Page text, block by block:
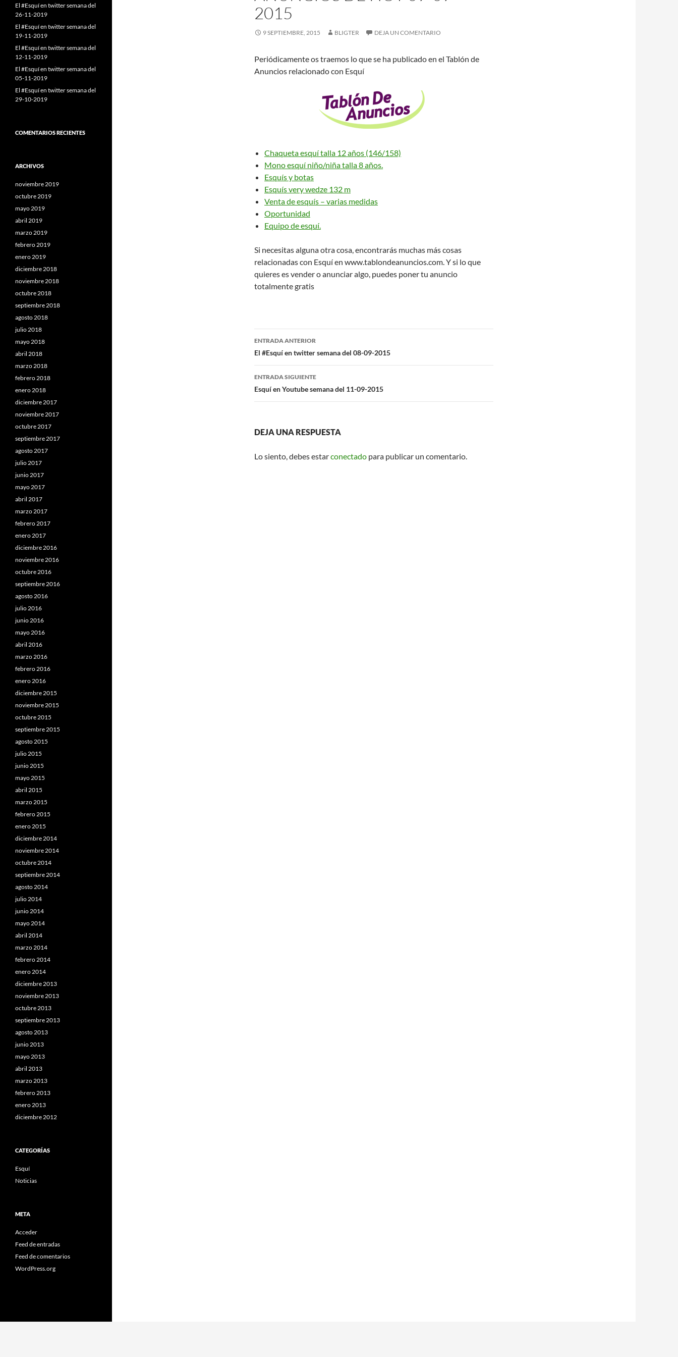
2015
9 SEPTIEMBRE, 2015 BLIGTER DEJA UN COMENTARIO
Periódicamente os traemos lo que se ha publicado en el Tablón de
Anuncios relacionado con Esquí
Chaqueta esquí talla 12 años (146/158)
Mono esquí niño/niña talla 8 años.
Esquís y botas
Esquís very wedze 132 m
Venta de esquís – varias medidas
Oportunidad
Equipo de esquí.
Si necesitas alguna otra cosa, encontrarás muchas más cosas
relacionadas con Esquí en www.tablondeanuncios.com. Y si lo que
quieres es vender o anunciar algo, puedes poner tu anuncio
totalmente gratis
Navegación
de
entradas
ENTRADA ANTERIOR
El #Esquí en twitter semana del 08-09-2015
ENTRADA SIGUIENTE
Esquí en Youtube semana del 11-09-2015
DEJA UNA RESPUESTA
Lo siento, debes estarconectado para publicar un comentario.
El #Esquí en twitter semana del
26-11-2019
El #Esquí en twitter semana del
19-11-2019
El #Esquí en twitter semana del
12-11-2019
El #Esquí en twitter semana del
05-11-2019
El #Esquí en twitter semana del
29-10-2019
COMENTARIOS RECIENTES
ARCHIVOS
noviembre 2019
octubre 2019
mayo 2019
abril 2019
marzo 2019
febrero 2019
enero 2019
diciembre 2018
noviembre 2018
octubre 2018
septiembre 2018
agosto 2018
julio 2018
mayo 2018
abril 2018
marzo 2018
febrero 2018
enero 2018
diciembre 2017
noviembre 2017
octubre 2017
septiembre 2017
agosto 2017
julio 2017
junio 2017
mayo 2017
abril 2017
marzo 2017
febrero 2017
enero 2017
diciembre 2016
noviembre 2016
octubre 2016
septiembre 2016
agosto 2016
julio 2016
junio 2016
mayo 2016
abril 2016
marzo 2016
febrero 2016
enero 2016
diciembre 2015
noviembre 2015
octubre 2015
septiembre 2015
agosto 2015
julio 2015
junio 2015
mayo 2015
abril 2015
marzo 2015
febrero 2015
enero 2015
diciembre 2014
noviembre 2014
octubre 2014
septiembre 2014
agosto 2014
julio 2014
junio 2014
mayo 2014
abril 2014
marzo 2014
febrero 2014
enero 2014
diciembre 2013
noviembre 2013
octubre 2013
septiembre 2013
agosto 2013
junio 2013
mayo 2013
abril 2013
marzo 2013
febrero 2013
enero 2013
diciembre 2012
CATEGORÍAS
Esquí
Noticias
META
Acceder
Feed de entradas
Feed de comentarios
WordPress.org